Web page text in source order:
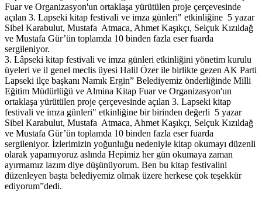
Fuar ve Organizasyon'un ortaklaşa yürütülen proje çerçevesinde
açılan 3. Lapseki kitap festivali ve imza günleri" etkinliğine 5 yazar
Sibel Karabulut, Mustafa Atmaca, Ahmet Kaşıkçı, Selçuk Kızıldağ
ve Mustafa Gür’ün toplamda 10 binden fazla eser fuarda
sergileniyor.
3. Lâpseki kitap festivali ve imza günleri etkinliğini yönetim kurulu
üyeleri ve il genel meclis üyesi Halil Özer ile birlikte gezen AK Parti
Lapseki ilçe başkanı Namık Ergin” Belediyemiz önderliğinde Milli
Eğitim Müdürlüğü ve Almina Kitap Fuar ve Organizasyon'un
ortaklaşa yürütülen proje çerçevesinde açılan 3. Lapseki kitap
festivali ve imza günleri" etkinliğine bir birinden değerli 5 yazar
Sibel Karabulut, Mustafa Atmaca, Ahmet Kaşıkçı, Selçuk Kızıldağ
ve Mustafa Gür’ün toplamda 10 binden fazla eser fuarda
sergileniyor. İzlerimizin yoğunluğu nedeniyle kitap okumayı düzenli
olarak yapamıyoruz aslında Hepimiz her gün okumaya zaman
ayırmamız lazım diye düşünüyorum. Ben bu kitap festivalini
düzenleyen başta belediyemiz olmak üzere herkese çok teşekkür
ediyorum”dedi.